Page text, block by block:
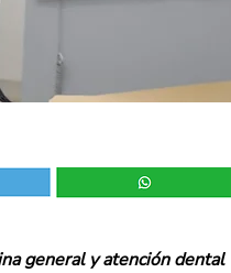
general y atención dental